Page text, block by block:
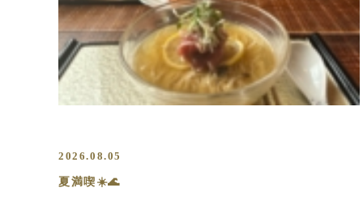
2026.08.05
夏満喫☀️🌊